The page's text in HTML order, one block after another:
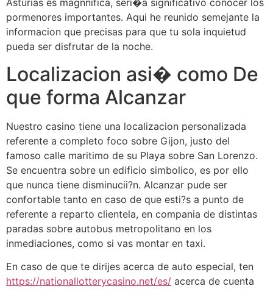
Asturias es magnnifica, seri�a significativo conocer los
pormenores importantes. Aqui he reunido semejante la
informacion que precisas para que tu sola inquietud
pueda ser disfrutar de la noche.
Localizacion asi� como De
que forma Alcanzar
Nuestro casino tiene una localizacion personalizada
referente a completo foco sobre Gijon, justo del
famoso calle maritimo de su Playa sobre San Lorenzo.
Se encuentra sobre un edificio simbolico, es por ello
que nunca tiene disminucii?n. Alcanzar pude ser
confortable tanto en caso de que esti?s a punto de
referente a reparto clientela, en compania de distintas
paradas sobre autobus metropolitano en los
inmediaciones, como si vas montar en taxi.
En caso de que te dirijes acerca de auto especial, ten
https://nationallotterycasino.net/es/ acerca de cuenta